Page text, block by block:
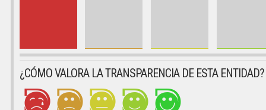
¿CÓMO VALORA LA TRANSPARENCIA DE ESTA ENTIDAD?